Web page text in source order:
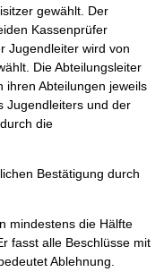
gewählt. Der
Kassenprüfer
Jugendleiter wird von
Die Abteilungsleiter
ihren Abteilungen jeweils
Jugendleiters und der
die
Bestätigung durch
mindestens die Hälfte
fasst alle Beschlüsse mit
Ablehnung.